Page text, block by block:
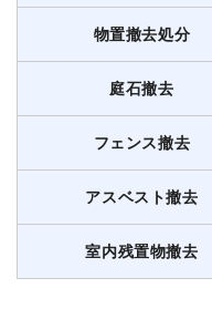
物置撤去処分
庭石撤去
フェンス撤去
アスベスト撤去
室内残置物撤去